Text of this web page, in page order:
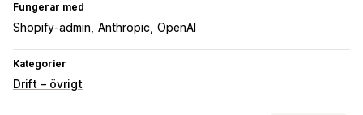
Fungerar med
Shopify-admin Anthropic OpenAI
Kategorier
Drift – övrigt